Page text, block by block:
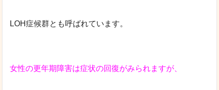
LOH症候群とも呼ばれています。
女性の更年期障害は症状の回復がみられますが、